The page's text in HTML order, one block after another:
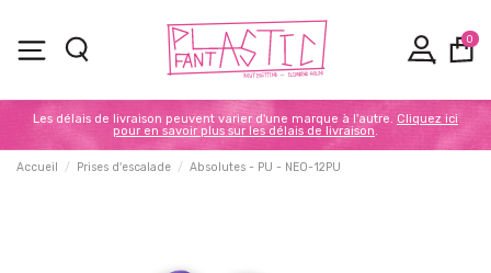
0
Les délais de livraison peuvent varier d'une marque à l'autre. Cliquez ici
pour en savoir plus sur les délais de livraison.
Accueil Prises d'escalade Absolutes - PU - NEO-12PU